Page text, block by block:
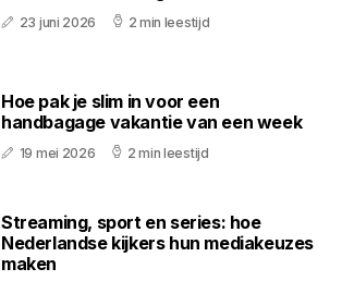
23 juni 2026 2 min leestijd
Hoe pak je slim in voor een
handbagage vakantie van een week
19 mei 2026 2 min leestijd
Streaming, sport en series: hoe
Nederlandse kijkers hun mediakeuzes
maken